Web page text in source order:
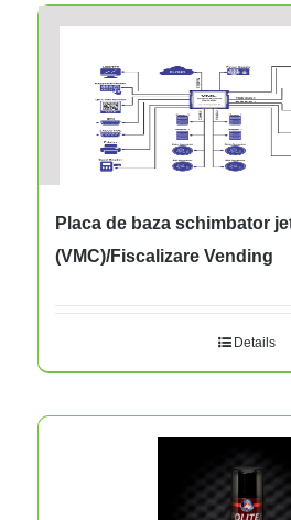
Placa de baza schimbator
(VMC)/Fiscalizare Vending
Details